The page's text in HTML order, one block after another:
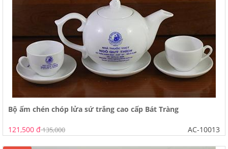
Bộ ấm chén chóp lửa sứ trắng cao cấp Bát Tràng
121,500 đ135,000 AC-10013